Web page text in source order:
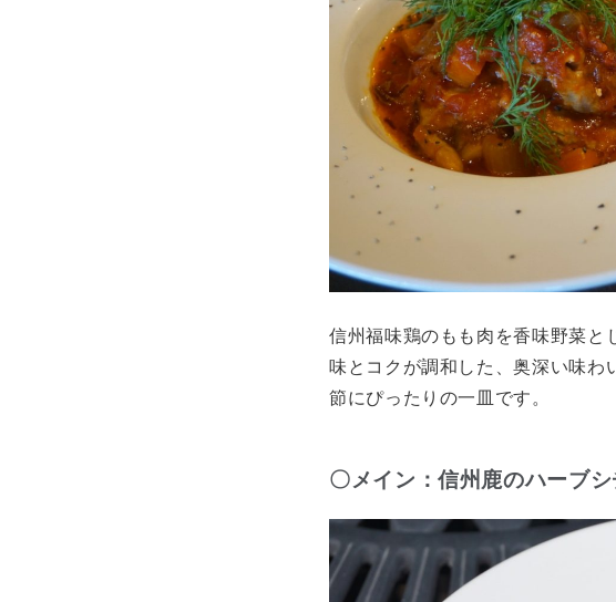
信州福味鶏のもも肉を香味野菜と
味とコクが調和した、奥深い味わ
節にぴったりの一皿です。
〇メイン：信州鹿のハーブ